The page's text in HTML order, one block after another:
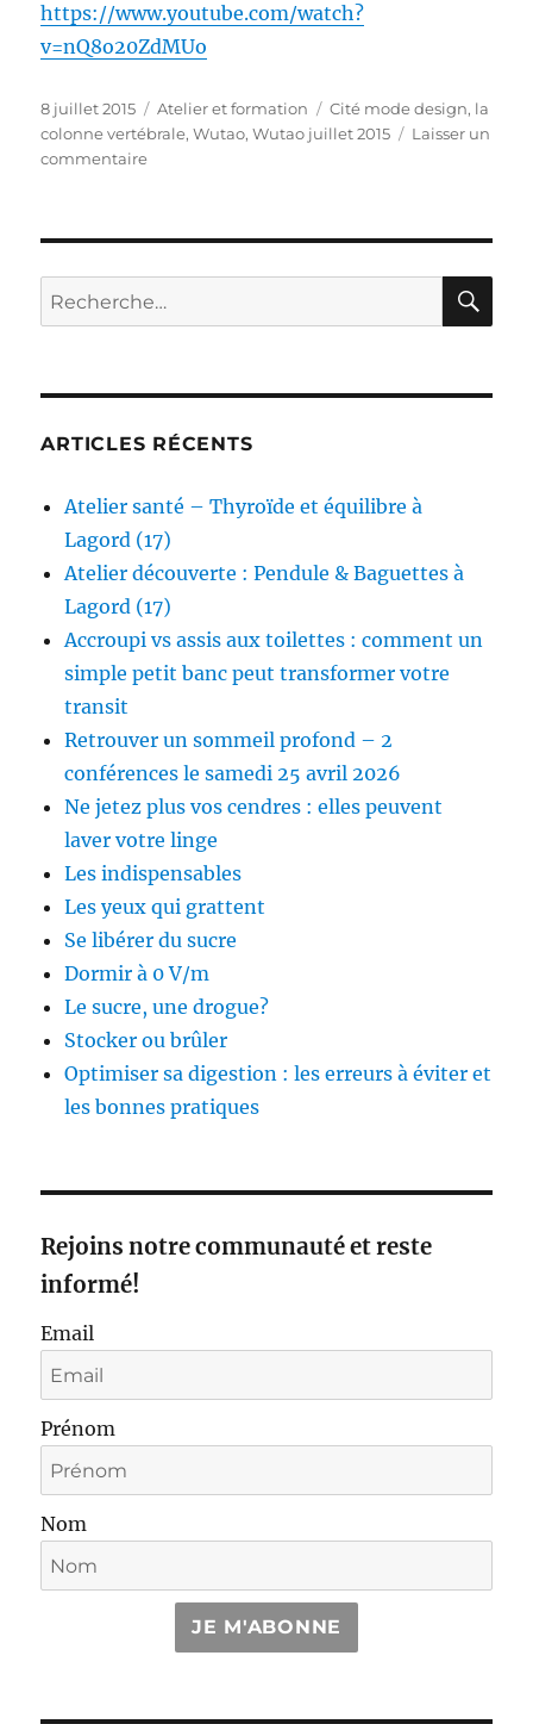
https://www.youtube.com/watch?
v=nQ8o20ZdMUo
Publié
le
8 juillet 2015 Catégories
Atelier et formation Étiquettes
Cité mode design, la
colonne vertébrale,Wutao,Wutao juillet 2015
Laisser un
commentairesur
de
la
Cité
et
Recherche
pour :
ARTICLES RÉCENTS
Atelier santé – Thyroïde et équilibre à
Lagord (17)
Atelier découverte : Pendule & Baguettes à
Lagord (17)
Accroupi vs assis aux toilettes : comment un
simple petit banc peut transformer votre
transit
Retrouver un sommeil profond – 2
conférences le samedi 25 avril 2026
Ne jetez plus vos cendres : elles peuvent
laver votre linge
Les indispensables
Les yeux qui grattent
Se libérer du sucre
Dormir à 0 V/m
Le sucre, une drogue?
Stocker ou brûler
Optimiser sa digestion : les erreurs à éviter et
les bonnes pratiques
Rejoins notre communauté et reste
informé!
Email
Prénom
Nom
JE M'ABONNE